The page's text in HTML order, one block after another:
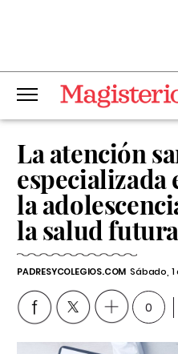
La atención
especializada
la
la salud futura
PADRESYCOLEGIOS.COM Sábado, 1
0